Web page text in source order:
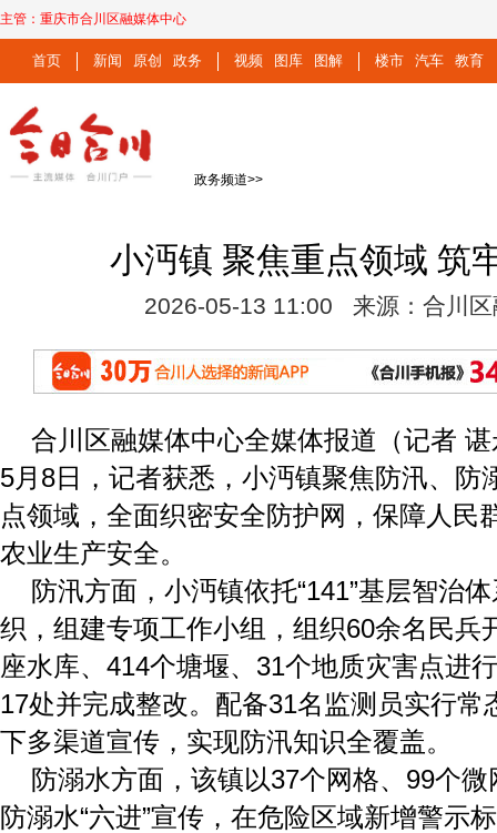
主管： 重庆市合川区融媒体中心
首页 新闻 原创 政务 视频 图库 图解 楼市 汽车 教育
政务频道>>
小沔镇 聚焦重点领域 筑
2026-05-13 11:00 来源：合川区
合川区融媒体中心全媒体报道（记者
5月8日，记者获悉，小沔镇聚焦防汛、防
点领域，全面织密安全防护网，保障人民
农业生产安全。
防汛方面，小沔镇依托“141”基层智治
织，组建专项工作小组，组织60余名民兵
座水库、414个塘堰、31个地质灾害点进
17处并完成整改。配备31名监测员实行常
下多渠道宣传，实现防汛知识全覆盖。
防溺水方面，该镇以37个网格、99个
防溺水“六进”宣传，在危险区域新增警示